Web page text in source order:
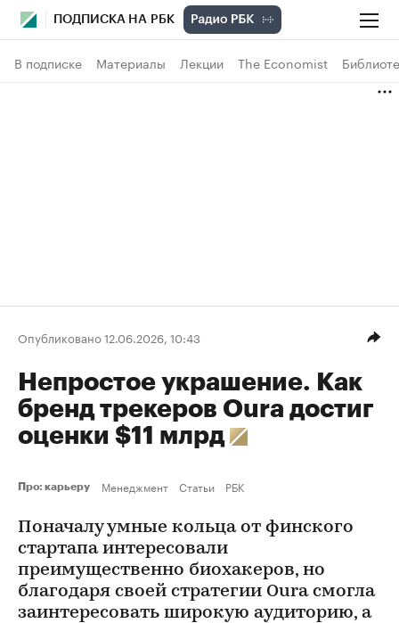
ПОДПИСКА НА РБК
В подписке Материалы Лекции The Economist
Опубликовано 12.06.2026, 10:43
Непростое украшение. Как
бренд трекеров Oura достиг
оценки $11 млрд
Про: карьеру Менеджмент Статьи РБК
Поначалу умные кольца от финского
стартапа интересовали
преимущественно биохакеров, но
благодаря своей стратегии Oura смогла
заинтересовать широкую аудиторию, а